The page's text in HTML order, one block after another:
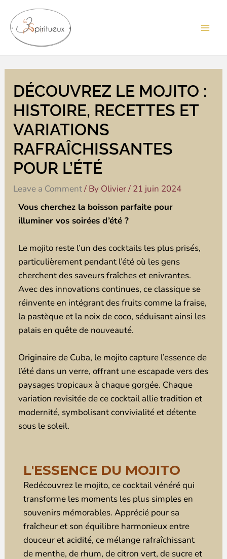
content
DÉCOUVREZ LE MOJITO :
HISTOIRE, RECETTES ET
VARIATIONS
RAFRAÎCHISSANTES
POUR L’ÉTÉ
Leave a Comment/ By Olivier/ 21 juin 2024
Vous cherchez la boisson parfaite pour
illuminer vos soirées d’été ?
Le mojito reste l’un des cocktails les plus prisés,
particulièrement pendant l’été où les gens
cherchent des saveurs fraîches et enivrantes.
Avec des innovations continues, ce classique se
réinvente en intégrant des fruits comme la fraise,
la pastèque et la noix de coco, séduisant ainsi les
palais en quête de nouveauté.
Originaire de Cuba, le mojito capture l’essence de
l’été dans un verre, offrant une escapade vers des
paysages tropicaux à chaque gorgée. Chaque
variation revisitée de ce cocktail allie tradition et
modernité, symbolisant convivialité et détente
sous le soleil.
L'ESSENCE DU MOJITO
Redécouvrez le mojito, ce cocktail vénéré qui
transforme les moments les plus simples en
souvenirs mémorables. Apprécié pour sa
fraîcheur et son équilibre harmonieux entre
douceur et acidité, ce mélange rafraîchissant
de menthe, de rhum, de citron vert, de sucre et